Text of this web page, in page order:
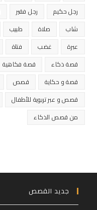
رجل حكيم
رجل فقير
شاب
صلاة طبيب
عبرة
غضب فتاة
قصة ذكاء
قصة فكاهية
قصة و حكاية
قصص
قصص و عبر تربوية للأطفال
من قصص الذكاء
جديد القصص